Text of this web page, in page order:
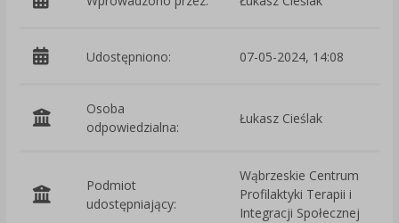
Udostępniono: 07-05-2024, 14:08
Osoba
odpowiedzialna:
Łukasz Cieślak
Podmiot
udostępniający:
Wąbrzeskie Centrum
Profilaktyki Terapii i
Integracji Społecznej